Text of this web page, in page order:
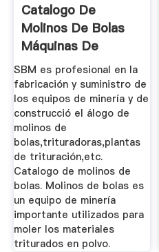
Catalogo De
Molinos De Bolas
Máquinas De
Minería Y ...
SBM es profesional en la
fabricación y suministro de
los equipos de minería y de
construcció el álogo de
molinos de
bolas,trituradoras,plantas
de trituración,etc.
Catalogo de molinos de
bolas. Molinos de bolas es
un equipo de minería
importante utilizados para
moler los materiales
triturados en polvo.